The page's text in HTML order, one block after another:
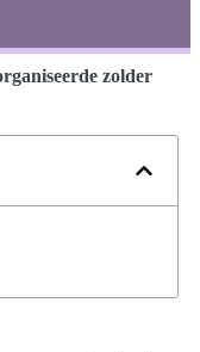
zolder